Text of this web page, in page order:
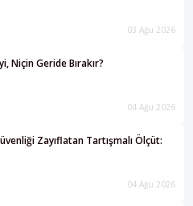
03 Ağu 2026
Niçin Geride Bırakır?
04 Ağu 2026
Zayıflatan Tartışmalı Ölçüt:
04 Ağu 2026